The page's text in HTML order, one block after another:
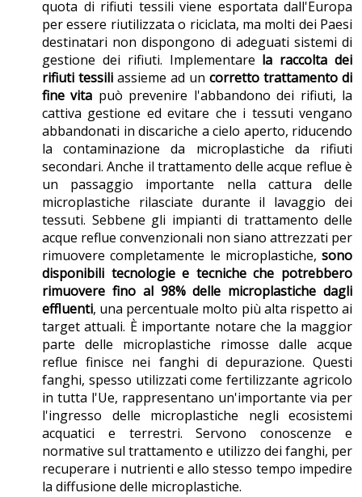
quota di rifiuti tessili viene esportata dall'Europa
per essere riutilizzata o riciclata, ma molti dei Paesi
destinatari non dispongono di adeguati sistemi di
gestione dei rifiuti. Implementare la raccolta dei
rifiuti tessili assieme ad un corretto trattamento di
fine vita può prevenire l'abbandono dei rifiuti, la
cattiva gestione ed evitare che i tessuti vengano
abbandonati in discariche a cielo aperto, riducendo
la contaminazione da microplastiche da rifiuti
secondari. Anche il trattamento delle acque reflue è
un passaggio importante nella cattura delle
microplastiche rilasciate durante il lavaggio dei
tessuti. Sebbene gli impianti di trattamento delle
acque reflue convenzionali non siano attrezzati per
rimuovere completamente le microplastiche, sono
disponibili tecnologie e tecniche che potrebbero
rimuovere fino al 98% delle microplastiche dagli
effluenti, una percentuale molto più alta rispetto ai
target attuali. È importante notare che la maggior
parte delle microplastiche rimosse dalle acque
reflue finisce nei fanghi di depurazione. Questi
fanghi, spesso utilizzati come fertilizzante agricolo
in tutta l'Ue, rappresentano un'importante via per
l'ingresso delle microplastiche negli ecosistemi
acquatici e terrestri. Servono conoscenze e
normative sul trattamento e utilizzo dei fanghi, per
recuperare i nutrienti e allo stesso tempo impedire
la diffusione delle microplastiche.